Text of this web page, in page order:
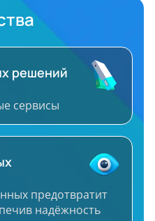
решений
сервисы
предотвратит
надёжность